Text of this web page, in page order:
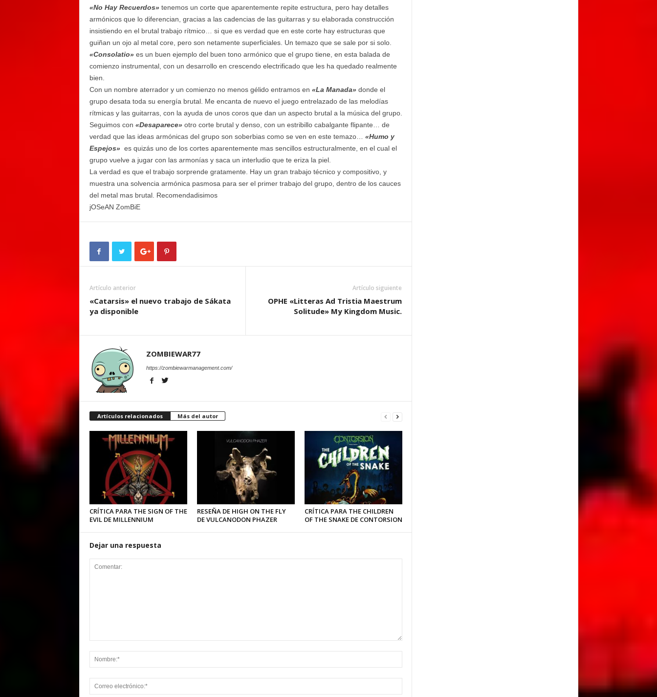
«No Hay Recuerdos» tenemos un corte que aparentemente repite estructura, pero hay detalles
armónicos que lo diferencian, gracias a las cadencias de las guitarras y su elaborada construcción
insistiendo en el brutal trabajo rítmico… si que es verdad que en este corte hay estructuras que
guiñan un ojo al metal core, pero son netamente superficiales. Un temazo que se sale por si solo.
«Consolatio» es un buen ejemplo del buen tono armónico que el grupo tiene, en esta balada de
comienzo instrumental, con un desarrollo en crescendo electrificado que les ha quedado realmente
bien.
Con un nombre aterrador y un comienzo no menos gélido entramos en «La Manada» donde el
grupo desata toda su energía brutal. Me encanta de nuevo el juego entrelazado de las melodías
rítmicas y las guitarras, con la ayuda de unos coros que dan un aspecto brutal a la música del grupo.
Seguimos con «Desaparece»otro corte brutal y denso, con un estribillo cabalgante flipante… de
verdad que las ideas armónicas del grupo son soberbias como se ven en este temazo…
«Humo y
Espejos» es quizás uno de los cortes aparentemente mas sencillos estructuralmente, en el cual el
grupo vuelve a jugar con las armonías y saca un interludio que te eriza la piel.
La verdad es que el trabajo sorprende gratamente. Hay un gran trabajo técnico y compositivo, y
muestra una solvencia armónica pasmosa para ser el primer trabajo del grupo, dentro de los cauces
del metal mas brutal. Recomendadisimos
jOSeAN ZomBiE
Artículo anterior
«Catarsis» el nuevo trabajo de Sákata
ya disponible
Artículo siguiente
OPHE «Litteras Ad Tristia Maestrum
Solitude» My Kingdom Music.
ZOMBIEWAR77
https://zombiewarmanagement.com/
Artículos relacionados Más del autor
CRÍTICA PARA THE SIGN OF THE
EVIL DE MILLENNIUM
RESEÑA DE HIGH ON THE FLY
DE VULCANODON PHAZER
CRÍTICA PARA THE CHILDREN
OF THE SNAKE DE CONTORSION
Dejar una respuesta